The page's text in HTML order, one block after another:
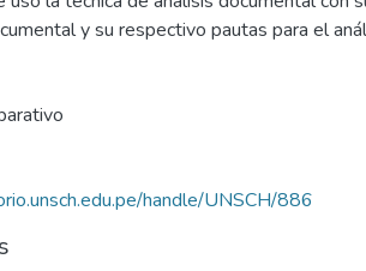
y su respectivo pautas para el
handle/UNSCH/886